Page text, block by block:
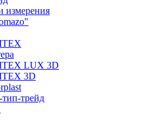
измерения
LUX 3D
3D
трейд